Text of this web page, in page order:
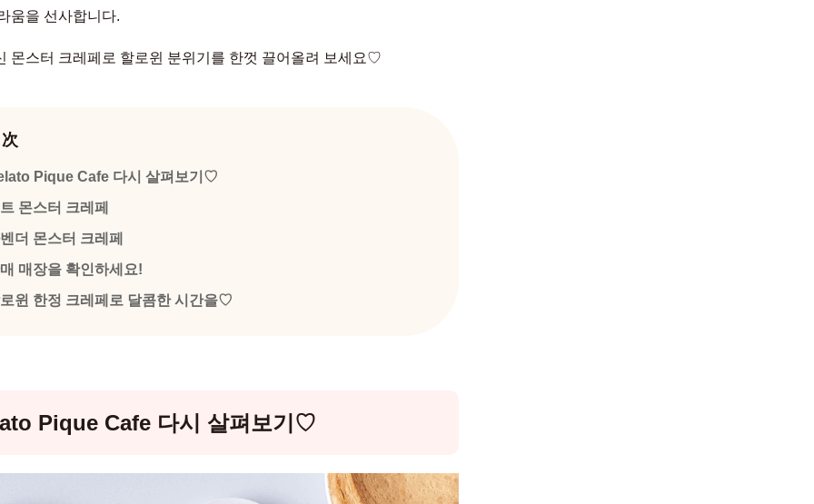
움을 선사합니다.
몬스터 크레페로 할로윈 분위기를 한껏 끌어올려 보세요♡
Pique Cafe 다시 살펴보기♡
몬스터 크레페
더 몬스터 크레페
매장을 확인하세요!
윈 한정 크레페로 달콤한 시간을♡
Pique Cafe 다시 살펴보기♡